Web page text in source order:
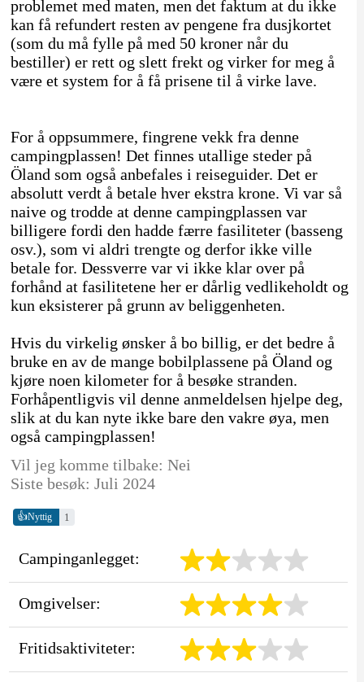
problemet med maten, men det faktum at du ikke
kan få refundert resten av pengene fra dusjkortet
(som du må fylle på med 50 kroner når du
bestiller) er rett og slett frekt og virker for meg å
være et system for å få prisene til å virke lave.
For å oppsummere, fingrene vekk fra denne
campingplassen! Det finnes utallige steder på
Öland som også anbefales i reiseguider. Det er
absolutt verdt å betale hver ekstra krone. Vi var så
naive og trodde at denne campingplassen var
billigere fordi den hadde færre fasiliteter (basseng
osv.), som vi aldri trengte og derfor ikke ville
betale for. Dessverre var vi ikke klar over på
forhånd at fasilitetene her er dårlig vedlikeholdt og
kun eksisterer på grunn av beliggenheten.
Hvis du virkelig ønsker å bo billig, er det bedre å
bruke en av de mange bobilplassene på Öland og
kjøre noen kilometer for å besøke stranden.
Forhåpentligvis vil denne anmeldelsen hjelpe deg,
slik at du kan nyte ikke bare den vakre øya, men
også campingplassen!
Vil jeg komme tilbake: Nei
Siste besøk: Juli 2024
👍Nyttig 1
Campinganlegget:
Omgivelser:
Fritidsaktiviteter: